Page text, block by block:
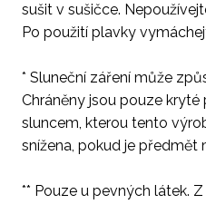
sušit v sušičce.
Po použití plavky
* Sluneční záření může
Chráněny jsou pouze
sluncem, kterou tento
snížena, pokud je předmět
** Pouze u pevných látek.